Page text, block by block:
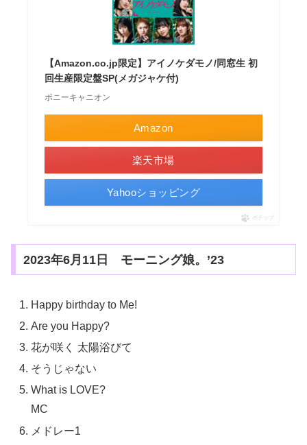
【Amazon.co.jp限定】アイノケダモノ/同窓生 初
回生産限定盤SP(メガジャケ付)
ポニーキャニオン
Amazon
楽天市場
Yahooショッピング
ポチップ
2023年6月11日 モーニング娘。’23
Happy birthday to Me!
Are you Happy?
花が咲く 太陽浴びて
そうじゃない
What is LOVE?
MC
メドレー1